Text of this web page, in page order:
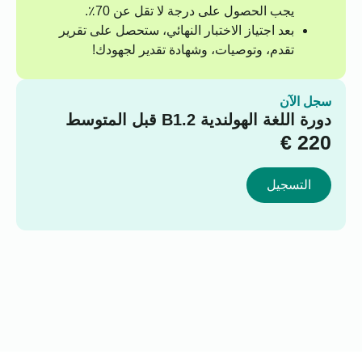
يجب الحصول على درجة لا تقل عن 70٪.
بعد اجتياز الاختبار النهائي، ستحصل على تقرير
تقدم، وتوصيات، وشهادة تقدير لجهودك!
سجل الآن
دورة اللغة الهولندية B1.2 قبل المتوسط
€ 220
التسجيل